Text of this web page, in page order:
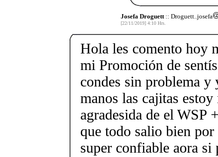
Josefa Droguett:: Droguett..josefa
[22/11/2019] 4:10 Hrs.
Hola les comento hoy
mi Promoción de
condes sin problema y
manos las cajitas
agradesida de el WSP
que todo salio bien
super confiable aora si